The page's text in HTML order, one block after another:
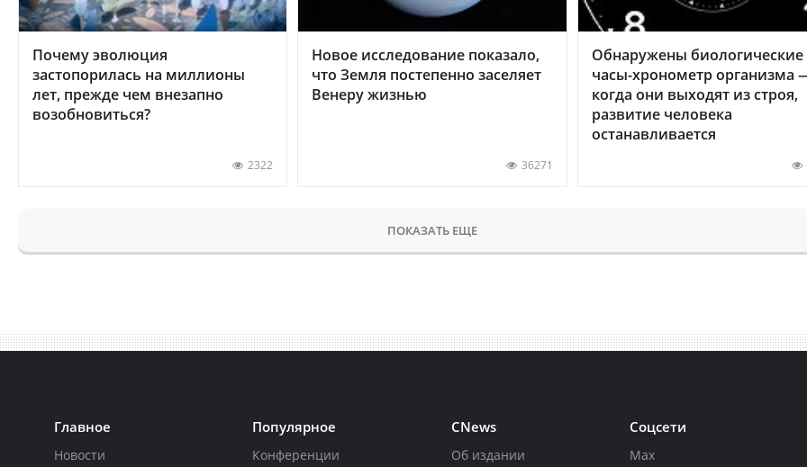
Почему эволюция
застопорилась на миллионы
лет, прежде чем внезапно
возобновиться?
2322
Новое исследование показало,
что Земля постепенно заселяет
Венеру жизнью
36271
Обнаружены биологические
часы-хронометр организма
когда они выходят из строя,
развитие человека
останавливается
ПОКАЗАТЬ ЕЩЕ
Главное
Новости
Популярное
Конференции
CNews
Об издании
Соцсети
Max